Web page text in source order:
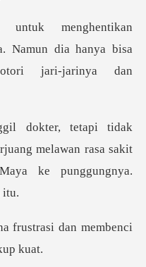
Namun dia hanya bisa
melawan rasa sakit
rustrasi dan membenci